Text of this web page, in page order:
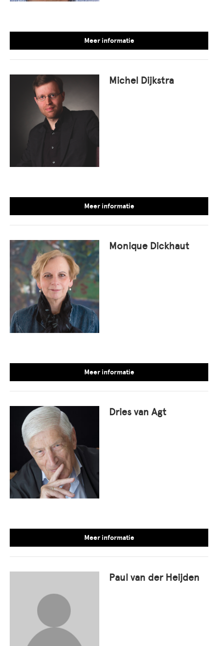
Meer informatie
Michel Dijkstra
Meer informatie
Monique Dickhaut
Meer informatie
Dries van Agt
Meer informatie
Paul van der Heijden